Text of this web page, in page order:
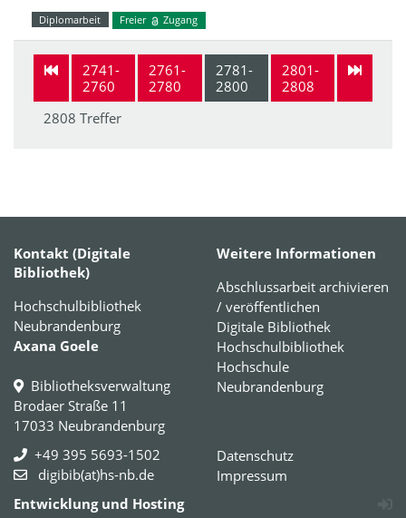
Diplomarbeit Freier Zugang
2741-
2760
2761-
2780
2781-
2800
2801-
2808
2808 Treffer
Kontakt (Digitale
Bibliothek)
Hochschulbibliothek
Neubrandenburg
Axana Goele
Bibliotheksverwaltung
Brodaer Straße 11
17033 Neubrandenburg
+49 395 5693-1502
digibib(at)hs-nb.de
Weitere Informationen
Abschlussarbeit archivieren
/ veröffentlichen
Digitale Bibliothek
Hochschulbibliothek
Hochschule
Neubrandenburg
Datenschutz
Impressum
Entwicklung und Hosting